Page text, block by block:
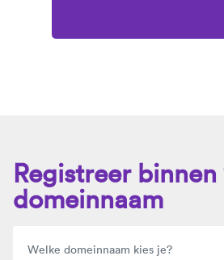
Registreer binnen
domeinnaam